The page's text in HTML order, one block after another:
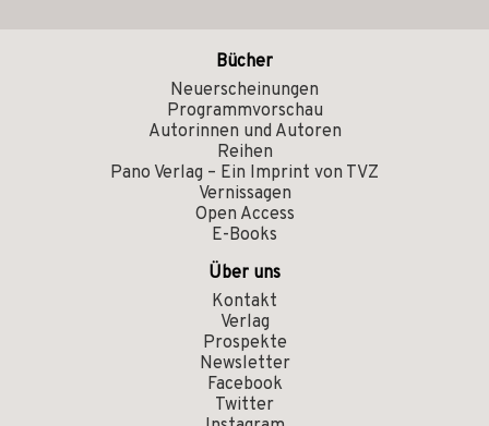
Bücher
Neuerscheinungen
Programmvorschau
Autorinnen und Autoren
Reihen
Pano Verlag – Ein Imprint von TVZ
Vernissagen
Open Access
E-Books
Über uns
Kontakt
Verlag
Prospekte
Newsletter
Facebook
Twitter